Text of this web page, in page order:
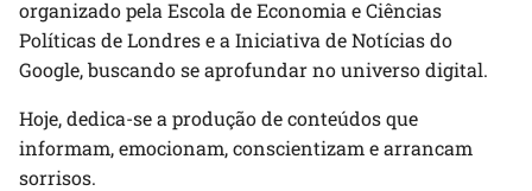
organizado pela Escola de Economia e Ciências
Políticas de Londres e a Iniciativa de Notícias do
Google, buscando se aprofundar no universo digital.
Hoje, dedica-se a produção de conteúdos que
informam, emocionam, conscientizam e arrancam
sorrisos.